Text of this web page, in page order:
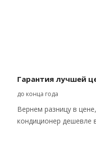
Гарантия лучшей
до конца года
Вернем разницу в
кондиционер дешевле